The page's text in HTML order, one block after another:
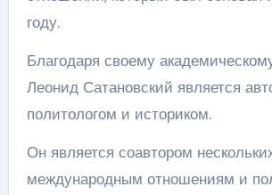
году.
Благодаря своему
Леонид Сатановский является
политологом и историком.
Он является соавтором
международным отношениям и